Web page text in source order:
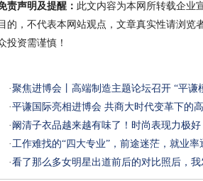
责声明及提醒： 此文内容为本网所转载企业
的，不代表本网站观点，文章真实性请浏览
投资需谨慎！
·聚焦进博会丨高端制造主题论坛召开 “平谦
·平谦国际亮相进博会 共商大时代变革下的
· 阚清子衣品越来越有味了！时尚表现力极
·工作难找的“四大专业”，前途迷茫，就业率
·看了那么多女明星出道前后的对比照后，